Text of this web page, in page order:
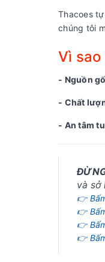
Thacoes
chúng tôi
Vì sao
- Nguồn
- Chất
- An tâm
và sở
👉
👉
👉
👉